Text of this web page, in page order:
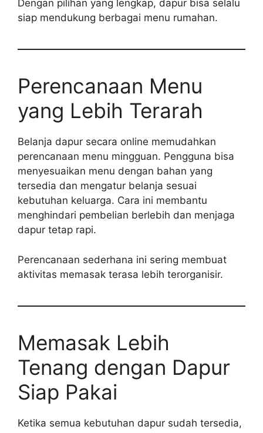
Dengan pilihan yang lengkap, dapur bisa selalu
siap mendukung berbagai menu rumahan.
Perencanaan Menu
yang Lebih Terarah
Belanja dapur secara online memudahkan
perencanaan menu mingguan. Pengguna bisa
menyesuaikan menu dengan bahan yang
tersedia dan mengatur belanja sesuai
kebutuhan keluarga. Cara ini membantu
menghindari pembelian berlebih dan menjaga
dapur tetap rapi.
Perencanaan sederhana ini sering membuat
aktivitas memasak terasa lebih terorganisir.
Memasak Lebih
Tenang dengan Dapur
Siap Pakai
Ketika semua kebutuhan dapur sudah tersedia,